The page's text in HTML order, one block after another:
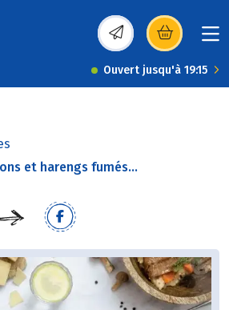
(s’ouvre dans une
Ouvert jusqu'à 19:15
et harengs fumés...